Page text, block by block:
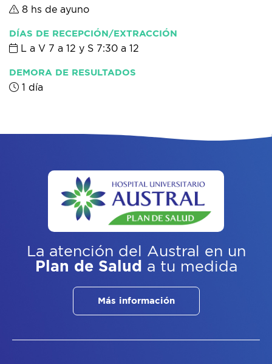
8 hs de ayuno
DÍAS DE RECEPCIÓN/EXTRACCIÓN
L a V 7 a 12 y S 7:30 a 12
DEMORA DE RESULTADOS
1 día
La atención del Austral
en un
Plan de Salud a tu medida
Más información